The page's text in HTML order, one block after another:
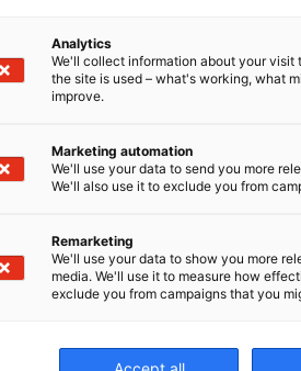
löytyy
haasteellista.
oma toimintakyky riittää.
järjestävät liikuntatoimintaa.
Suomen
mukaan
lähinnä olevan paikkakunnan
henkilö käyttää pyörätuolia, niin
Analytics
We'll collect information about your visit
the site is used – what's working, what
improve.
Marketing automation
We'll use your data to send you more
We'll also use it to exclude you from
Remarketing
We'll use your data to show you more
media. We'll use it to measure how
exclude you from campaigns that you